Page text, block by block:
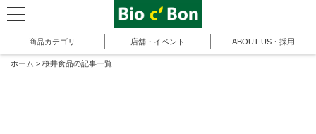
商品カテゴリ 店舗・イベント ABOUT US・採用
ホーム > 桜井食品の記事一覧